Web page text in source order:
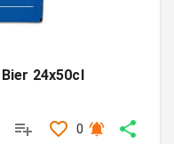
24x50cl
0